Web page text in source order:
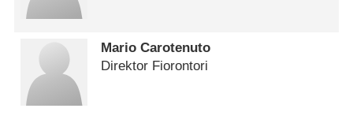
Mario Carotenuto
Direktor Fiorontori